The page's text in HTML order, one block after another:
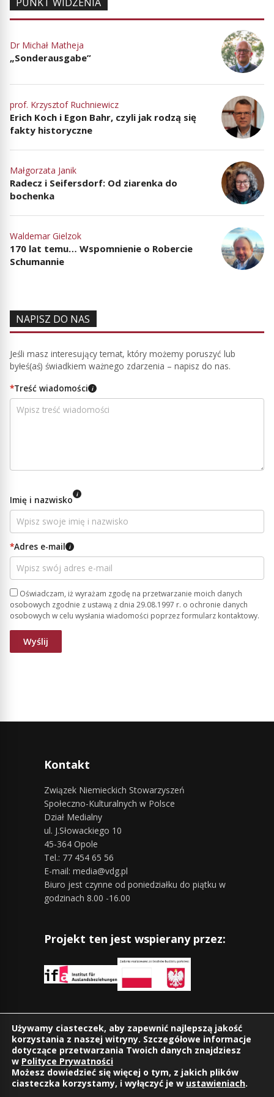
Dr Michał Matheja
„Sonderausgabe”
prof. Krzysztof Ruchniewicz
Erich Koch i Egon Bahr, czyli jak rodzą się
fakty historyczne
Małgorzata Janik
Radecz i Seifersdorf: Od ziarenka do
bochenka
Waldemar Gielzok
170 lat temu… Wspomnienie o Robercie
Schumannie
NAPISZ DO NAS
Jeśli masz interesujący temat, który możemy poruszyć lub
byłeś(aś) świadkiem ważnego zdarzenia – napisz do nas.
*Treść wiadomości i
Imię i nazwisko i
*Adres e-mail i
Oświadczam, iż wyrażam zgodę na przetwarzanie moich danych
osobowych zgodnie z ustawą z dnia 29.08.1997 r. o ochronie danych
osobowych w celu wysłania wiadomości poprzez formularz kontaktowy.
Kontakt
Związek Niemieckich Stowarzyszeń
Społeczno-Kulturalnych w Polsce
Dział Medialny
ul. J.Słowackiego 10
45-364 Opole
Tel.: 77 454 65 56
E-mail: media@vdg.pl
Biuro jest czynne od poniedziałku do piątku w
godzinach 8.00 -16.00
Projekt ten jest wspierany przez:
Znajdziesz nas również na:
Używamy ciasteczek, aby zapewnić najlepszą jakość
korzystania z naszej witryny. Szczegółowe informacje
dotyczące przetwarzania Twoich danych znajdziesz
w Polityce Prywatności
Możesz dowiedzieć się więcej o tym, z jakich plików
ciasteczka korzystamy, i wyłączyć je w ustawieniach.